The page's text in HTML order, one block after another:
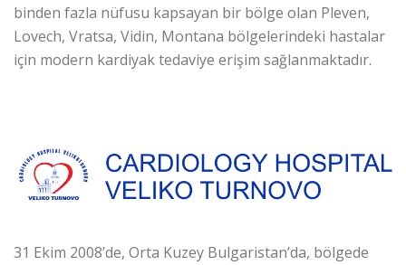
binden fazla nüfusu kapsayan bir bölge olan Pleven,
Lovech, Vratsa, Vidin, Montana bölgelerindeki hastalar
için modern kardiyak tedaviye erişim sağlanmaktadır.
31 Ekim 2008’de, Orta Kuzey Bulgaristan’da, bölgede